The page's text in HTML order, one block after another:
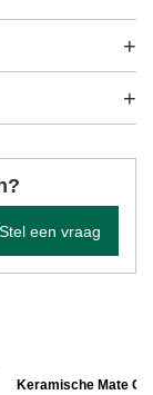
Stel een vraag
Keramische Mate